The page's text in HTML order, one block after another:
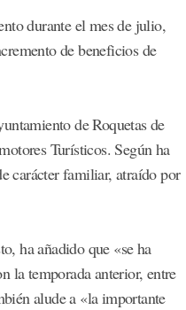
durante el mes de julio,
de beneficios de
de Roquetas de
Turísticos. Según ha
carácter familiar, atraído por
ha añadido que «se ha
la temporada anterior, entre
alude a «la importante